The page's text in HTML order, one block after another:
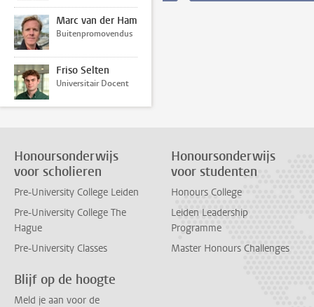
Marc van der Ham
Buitenpromovendus
Friso Selten
Universitair Docent
Honoursonderwijs
voor scholieren
Pre-University College Leiden
Pre-University College The
Hague
Pre-University Classes
Honoursonderwijs
voor studenten
Honours College
Leiden Leadership
Programme
Master Honours Challenges
Blijf op de hoogte
Meld je aan voor de